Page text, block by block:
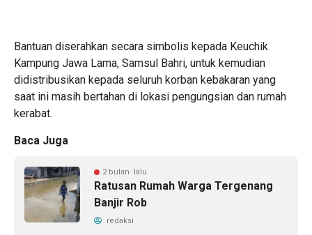
Bantuan diserahkan secara simbolis kepada Keuchik
Kampung Jawa Lama, Samsul Bahri, untuk kemudian
didistribusikan kepada seluruh korban kebakaran yang
saat ini masih bertahan di lokasi pengungsian dan rumah
kerabat.
Baca Juga
2 bulan lalu
Ratusan Rumah Warga Tergenang
Banjir Rob
redaksi